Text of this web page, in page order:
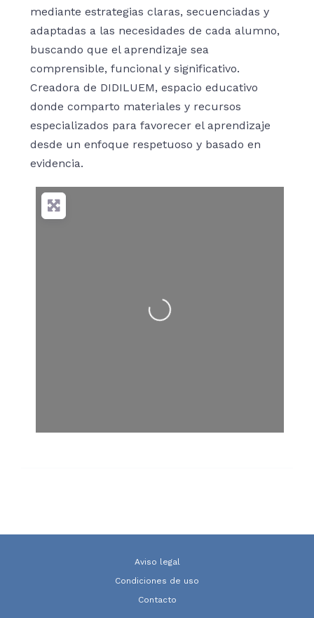
mediante estrategias claras, secuenciadas y
adaptadas a las necesidades de cada alumno,
buscando que el aprendizaje sea
comprensible, funcional y significativo.
Creadora de DIDILUEM, espacio educativo
donde comparto materiales y recursos
especializados para favorecer el aprendizaje
desde un enfoque respetuoso y basado en
evidencia.
Cargando…
Aviso legal
Condiciones de uso
Contacto